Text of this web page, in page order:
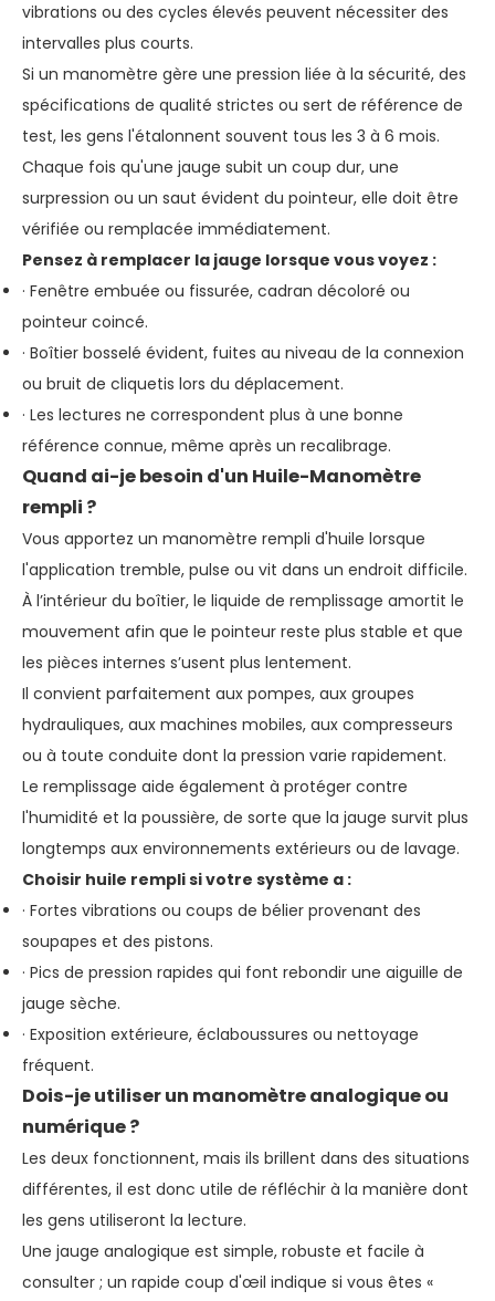
vibrations ou des cycles élevés peuvent nécessiter des
intervalles plus courts.
Si un manomètre gère une pression liée à la sécurité, des
spécifications de qualité strictes ou sert de référence de
test, les gens l'étalonnent souvent tous les 3 à 6 mois.
Chaque fois qu'une jauge subit un coup dur, une
surpression ou un saut évident du pointeur, elle doit être
vérifiée ou remplacée immédiatement.
Pensez à remplacer la jauge lorsque vous voyez :
· Fenêtre embuée ou fissurée, cadran décoloré ou
pointeur coincé.
· Boîtier bosselé évident, fuites au niveau de la connexion
ou bruit de cliquetis lors du déplacement.
· Les lectures ne correspondent plus à une bonne
référence connue, même après un recalibrage.
Quand ai-je besoin d'un Huile-Manomètre
rempli ?
Vous apportez un manomètre rempli d'huile lorsque
l'application tremble, pulse ou vit dans un endroit difficile.
À l’intérieur du boîtier, le liquide de remplissage amortit le
mouvement afin que le pointeur reste plus stable et que
les pièces internes s’usent plus lentement.
Il convient parfaitement aux pompes, aux groupes
hydrauliques, aux machines mobiles, aux compresseurs
ou à toute conduite dont la pression varie rapidement.
Le remplissage aide également à protéger contre
l'humidité et la poussière, de sorte que la jauge survit plus
longtemps aux environnements extérieurs ou de lavage.
Choisir huile rempli si votre système a :
· Fortes vibrations ou coups de bélier provenant des
soupapes et des pistons.
· Pics de pression rapides qui font rebondir une aiguille de
jauge sèche.
· Exposition extérieure, éclaboussures ou nettoyage
fréquent.
Dois-je utiliser un manomètre analogique ou
numérique ?
Les deux fonctionnent, mais ils brillent dans des situations
différentes, il est donc utile de réfléchir à la manière dont
les gens utiliseront la lecture.
Une jauge analogique est simple, robuste et facile à
consulter ; un rapide coup d'œil indique si vous êtes «